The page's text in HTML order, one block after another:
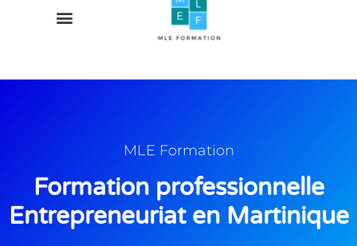
MLE Formation
Formation professionnelle
Entrepreneuriat en Martinique